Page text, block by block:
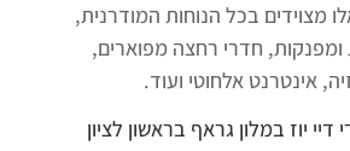
מצוידים בכל הנוחות המודרנית,
ומפנקות, חדרי רחצה מפוארים,
אינטרנט אלחוטי ועוד.
יוז במלון גראף בראשון לציון